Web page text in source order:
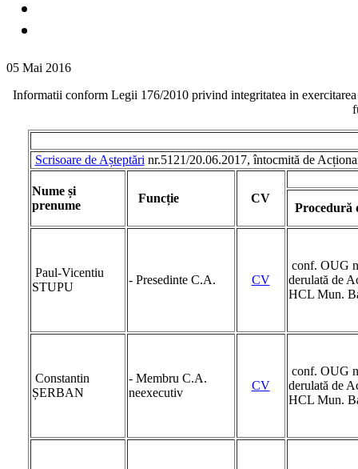
05 Mai 2016
Informatii conform Legii 176/2010 privind integritatea in
Scrisoare de Așteptări nr.5121/20.06.2017, întocmită de
Nume și
prenume
Funcție CV
Procedură
Paul-Vicentiu
STUPU
- Presedinte C.A. CV
conf. OUG
derulată de
HCL Mun.
Constantin
ȘERBAN
- Membru C.A.
neexecutiv
CV
conf. OUG
derulată de
HCL Mun.